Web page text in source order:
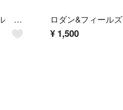
ドモホルンリンクル トライアルキット ロダン&フィールズ
¥ 1,500